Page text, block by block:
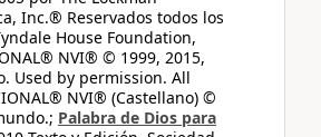
Inc.® Reservados todos los
House Foundation,
NVI® © 1999, 2015,
Used by permission. All
NVI® (Castellano) ©
Palabra de Dios para